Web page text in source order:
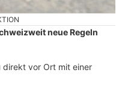
neue Regeln
direkt vor Ort mit einer